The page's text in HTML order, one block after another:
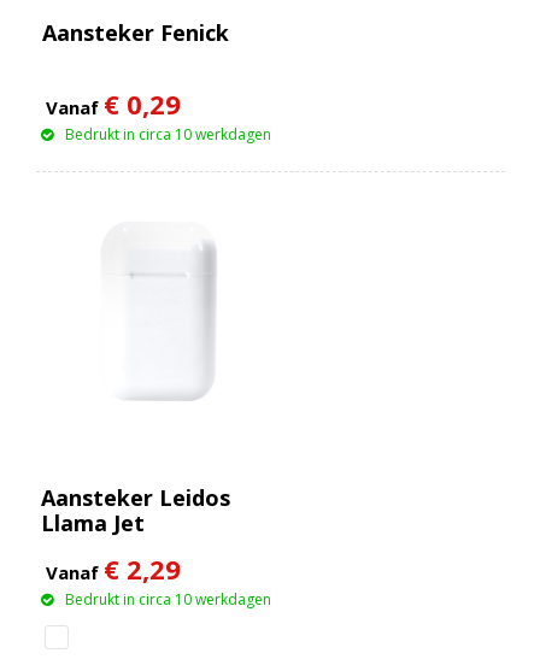
Aansteker Fenick
Vanaf € 0,29
Bedrukt in circa 10 werkdagen
Aansteker Leidos
Llama Jet
Vanaf € 2,29
Bedrukt in circa 10 werkdagen